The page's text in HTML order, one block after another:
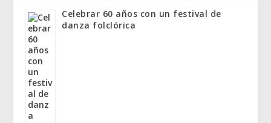
Celebrar 60 años con un festival de
danza folclórica